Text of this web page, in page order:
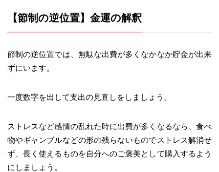
【節制の逆位置】金運の解釈
節制の逆位置では、無駄な出費が多くなかなか貯金が出来
ずにいます。
一度数字を出して支出の見直しをしましょう。
ストレスなど感情の乱れた時に出費が多くなるなら、食べ
物やギャンブルなどの形の残らないものでストレス解消せ
ず、長く使えるものを自分へのご褒美として購入するよう
にしましょう。